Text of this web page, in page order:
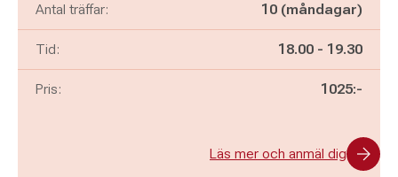
Antal träffar: 10 (måndagar)
Tid: Pågår mellan
18.00 - och
19.30
Pris: 1025:-
Läs mer och anmäl dig